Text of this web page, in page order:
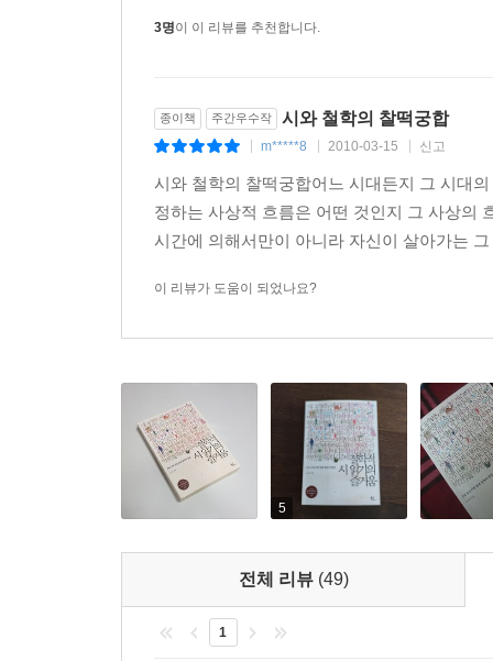
시가 읽히면 철학이 잡히고, 철학이 잡히면 우리의
이미지들이, 철학에는 이해하기 힘든 추상적 용
삶에 펼쳐진 거의 모든 풍경을 다 볼 수 있다고 자
시와 철학이 상대적으로 이해하기 어렵다고 해
근본적인 이유는 시와 철학이 우리의 일상에 툭,
낯선 세계와 감각을 표현한 시와 어렵게 에둘러
뒤를 따라 가게 될 것이다.
“어쩌면 이제 여러분들 자신이 21명의 시인들의
인간의 자유 그리고 기쁨을 노래하는 시가 멈추
3명이 이 리뷰를 추천합니다.
종이책 주간우수작 시와 철학의 찰떡궁합
m*****8 2010-03-15 신고
시와 철학의 찰떡궁합어느 시대든지 그 시대
정하는 사상적 흐름은 어떤 것인지 그 사상의
시간에 의해서만이 아니라 자신이 살아가는
이 리뷰가 도움이 되었나요?
5
전체 리뷰 (49)
1